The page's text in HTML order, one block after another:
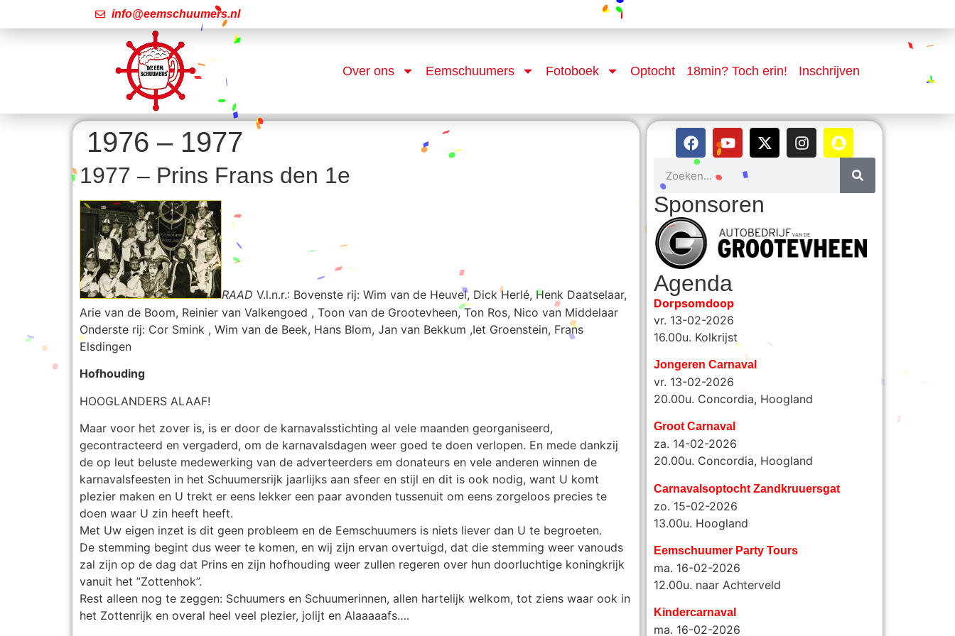
info@eemschuumers.nl
Over ons Eemschuumers Fotoboek Optocht 18min? Toch erin! Inschrijven
1976 – 1977
1977 – Prins Frans den 1e
RAAD V.l.n.r.: Bovenste rij: Wim van de Heuvel, Dick Herlé, Henk Daatselaar,
Arie van de Boom, Reinier van Valkengoed , Toon van de Grootevheen, Ton Ros, Nico van Middelaar
Onderste rij: Cor Smink , Wim van de Beek, Hans Blom, Jan van Bekkum ,Iet Groenstein, Frans
Elsdingen
Hofhouding
HOOGLANDERS ALAAF!
Maar voor het zover is, is er door de karnavalsstichting al vele maanden georganiseerd,
gecontracteerd en vergaderd, om de karnavalsdagen weer goed te doen verlopen. En mede dankzij
de op leut beluste medewerking van de adverteerders em donateurs en vele anderen winnen de
karnavalsfeesten in het Schuumersrijk jaarlijks aan sfeer en stijl en dit is ook nodig, want U komt
plezier maken en U trekt er eens lekker een paar avonden tussenuit om eens zorgeloos precies te
doen waar U zin heeft heeft.
Met Uw eigen inzet is dit geen probleem en de Eemschuumers is niets liever dan U te begroeten.
De stemming begint dus weer te komen, en wij zijn ervan overtuigd, dat die stemming weer vanouds
zal zijn op de dag dat Prins en zijn hofhouding weer zullen regeren over hun doorluchtige koningkrijk
vanuit het ”Zottenhok”.
Rest alleen nog te zeggen: Schuumers en Schuumerinnen, allen hartelijk welkom, tot ziens waar ook in
het Zottenrijk en overal heel veel plezier, jolijt en Alaaaaafs….
Sponsoren
Agenda
Dorpsomdoop
vr. 13-02-2026
16.00u. Kolkrijst
Jongeren Carnaval
vr. 13-02-2026
20.00u. Concordia, Hoogland
Groot Carnaval
za. 14-02-2026
20.00u. Concordia, Hoogland
Carnavalsoptocht Zandkruuersgat
zo. 15-02-2026
13.00u. Hoogland
Eemschuumer Party Tours
ma. 16-02-2026
12.00u. naar Achterveld
Kindercarnaval
ma. 16-02-2026